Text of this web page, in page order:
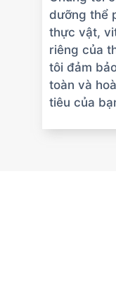
dưỡng thể
thực vật,
riêng của
tôi đảm
toàn và
tiêu của